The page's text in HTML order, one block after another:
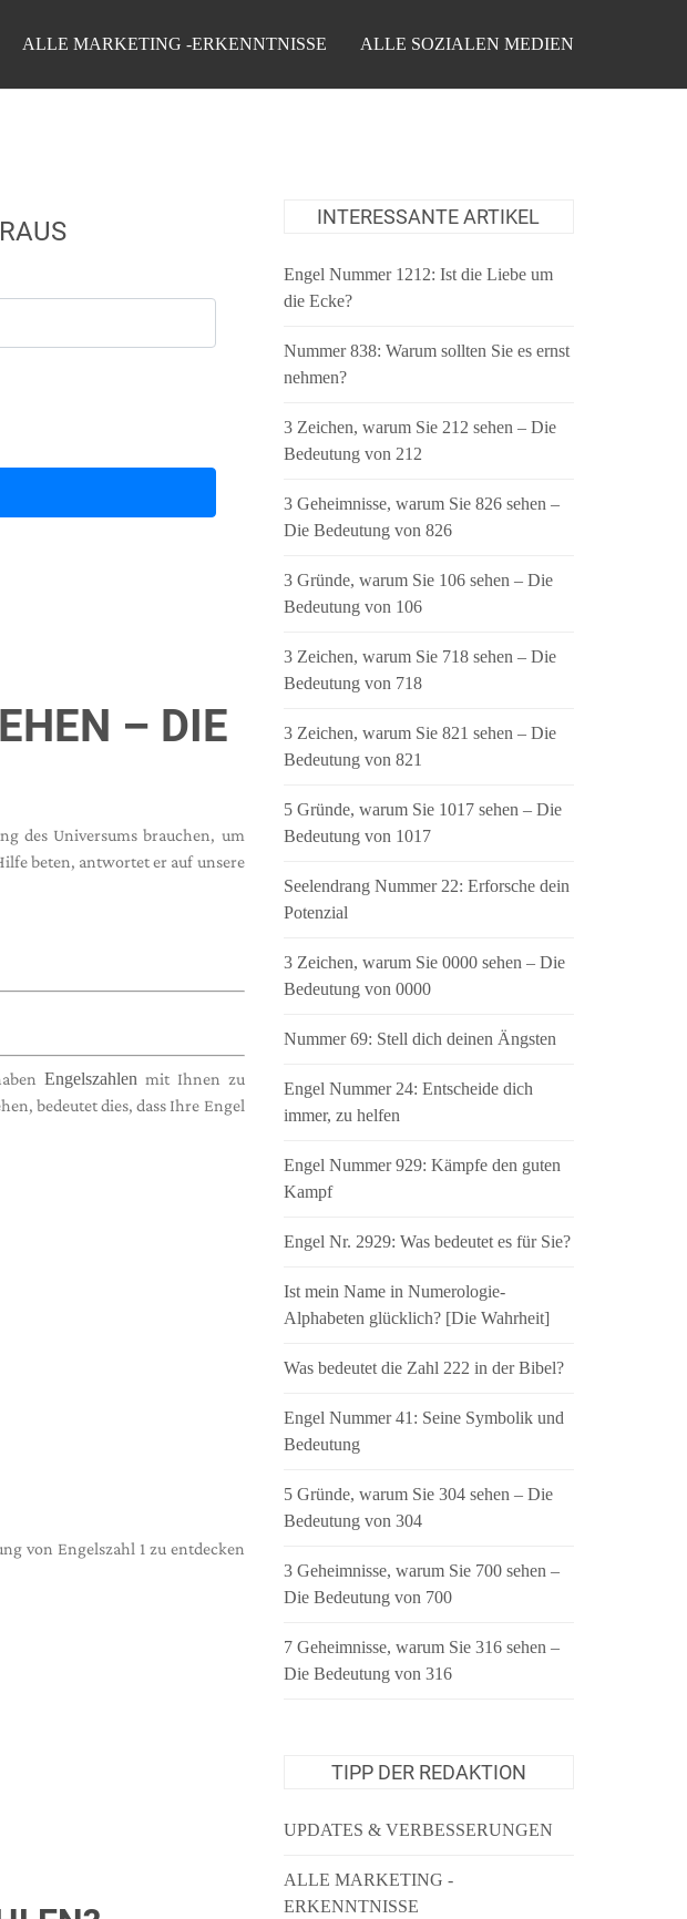
ALLE MARKETING -ERKENNTNISSE ALLE SOZIALEN MEDIEN
– DIE
des Universums brauchen, um
beten, antwortet er auf unsere
Engelszahlen mit Ihnen zu
bedeutet dies, dass Ihre Engel
von Engelszahl 1 zu entdecken
INTERESSANTE ARTIKEL
Engel Nummer 1212: Ist die Liebe um
die Ecke?
Nummer 838: Warum sollten Sie es ernst
nehmen?
3 Zeichen, warum Sie 212 sehen – Die
Bedeutung von 212
3 Geheimnisse, warum Sie 826 sehen –
Die Bedeutung von 826
3 Gründe, warum Sie 106 sehen – Die
Bedeutung von 106
3 Zeichen, warum Sie 718 sehen – Die
Bedeutung von 718
3 Zeichen, warum Sie 821 sehen – Die
Bedeutung von 821
5 Gründe, warum Sie 1017 sehen – Die
Bedeutung von 1017
Seelendrang Nummer 22: Erforsche dein
Potenzial
3 Zeichen, warum Sie 0000 sehen – Die
Bedeutung von 0000
Nummer 69: Stell dich deinen Ängsten
Engel Nummer 24: Entscheide dich
immer, zu helfen
Engel Nummer 929: Kämpfe den guten
Kampf
Engel Nr. 2929: Was bedeutet es für Sie?
Ist mein Name in Numerologie-
Alphabeten glücklich? [Die Wahrheit]
Was bedeutet die Zahl 222 in der Bibel?
Engel Nummer 41: Seine Symbolik und
Bedeutung
5 Gründe, warum Sie 304 sehen – Die
Bedeutung von 304
3 Geheimnisse, warum Sie 700 sehen –
Die Bedeutung von 700
7 Geheimnisse, warum Sie 316 sehen –
Die Bedeutung von 316
TIPP DER REDAKTION
UPDATES & VERBESSERUNGEN
ALLE MARKETING -
ERKENNTNISSE